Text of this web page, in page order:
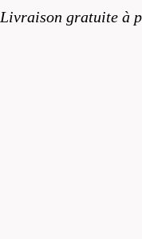
Livraison gratuite à